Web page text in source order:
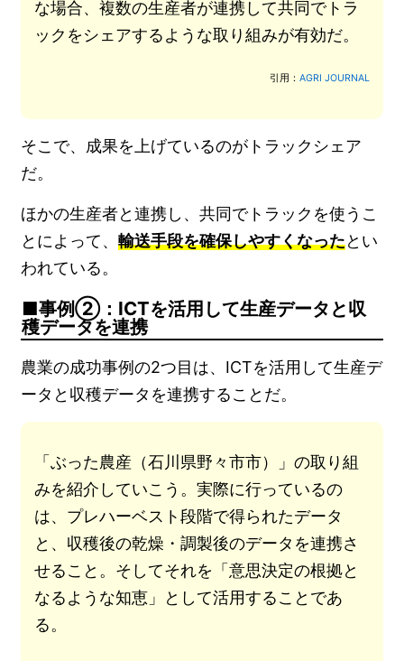
な場合、複数の生産者が連携して共同でトラ
ックをシェアするような取り組みが有効だ。
引用： AGRI JOURNAL
そこで、成果を上げているのがトラックシェア
だ。
ほかの生産者と連携し、共同でトラックを使うこ
とによって、輸送手段を確保しやすくなったとい
われている。
事例②：ICTを活用して生産データと収
穫データを連携
農業の成功事例の2つ目は、ICTを活用して生産デ
ータと収穫データを連携することだ。
「ぶった農産（石川県野々市市）」の取り組
みを紹介していこう。実際に行っているの
は、プレハーベスト段階で得られたデータ
と、収穫後の乾燥・調製後のデータを連携さ
せること。そしてそれを「意思決定の根拠と
なるような知恵」として活用することであ
る。